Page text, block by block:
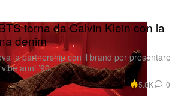
torna da Calvin Klein con la
denim
la partnership con il brand per presentare
anni ’90.
5.8K 0